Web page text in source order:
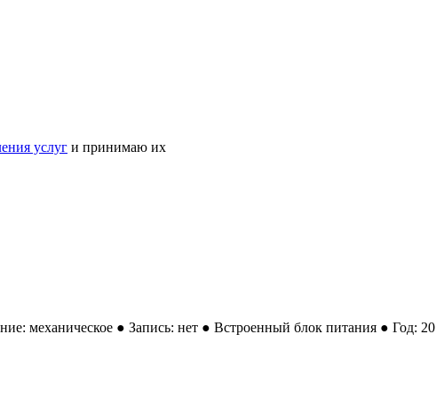
услуг и принимаю их
механическое ● Запись: нет ● Встроенный блок питания ● Год: